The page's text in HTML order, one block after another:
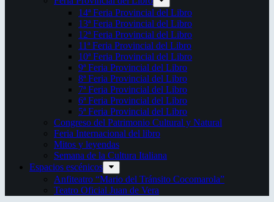
14ª Feria Provincial del Libro
13ª Feria Provincial del Libro
12ª Feria Provincial del Libro
11ª Feria Provincial del Libro
10ª Feria Provincial del Libro
9ª Feria Provincial del Libro
8ª Feria Provincial del Libro
7ª Feria Provincial del Libro
6ª Feria Provincial del Libro
5ª Feria Provincial del Libro
Congreso del Patrimonio Cultural y Natural
Feria Internacional del libro
Mitos y leyendas
Semana de la Cultura Italiana
Espacios escénicos
Anfiteatro “Mario del Tránsito Cocomarola”
Teatro Oficial Juan de Vera